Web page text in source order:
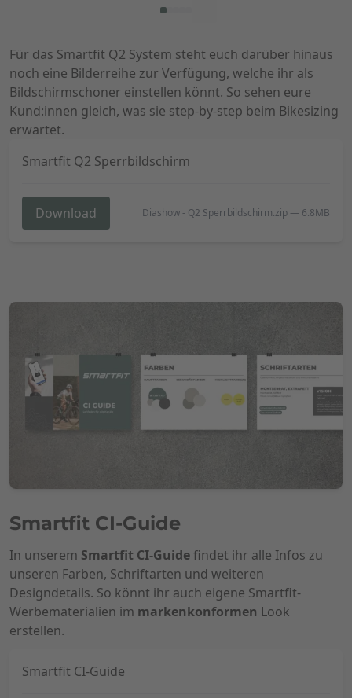
Für das Smartfit Q2 System steht euch darüber hinaus
noch eine Bilderreihe zur Verfügung, welche ihr als
Bildschirmschoner einstellen könnt. So sehen eure
Kund:innen gleich, was sie step-by-step beim Bikesizing
erwartet.
Smartfit Q2 Sperrbildschirm
Download Diashow - Q2 Sperrbildschirm.zip — 6.8MB
Smartfit CI-Guide
In unserem Smartfit CI-Guidefindet ihr alle Infos zu
unseren Farben, Schriftarten und weiteren
Designdetails. So könnt ihr auch eigene Smartfit-
Werbematerialien im markenkonformen Look
erstellen.
Smartfit CI-Guide